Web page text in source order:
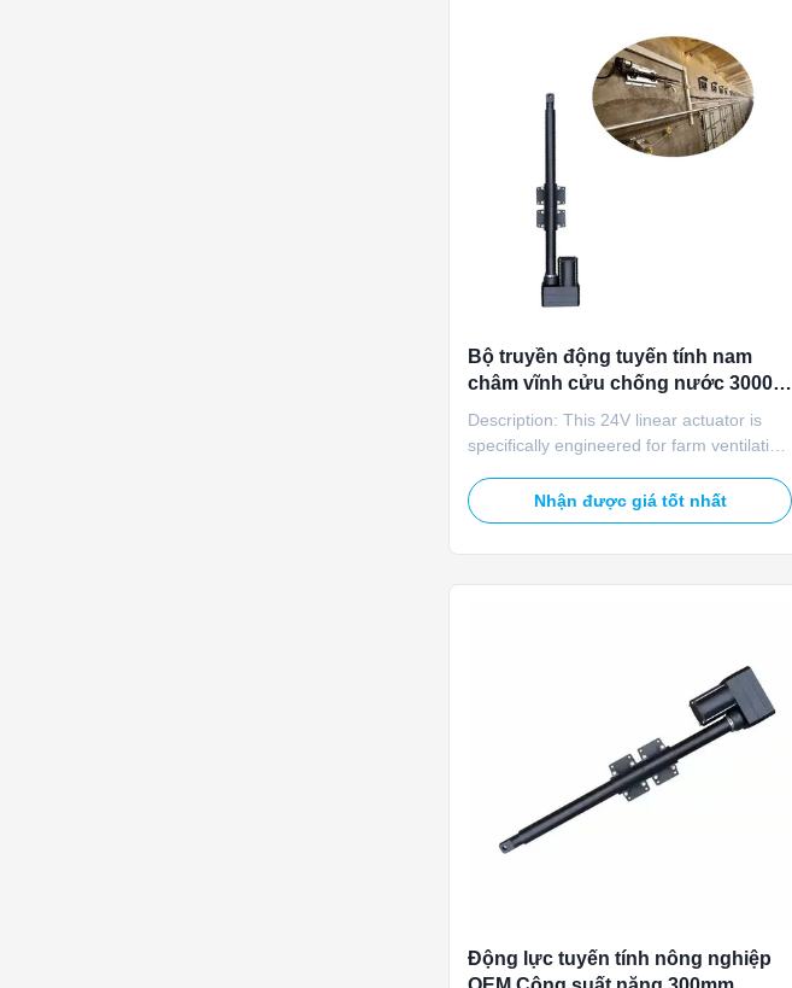
Bộ truyền động tuyến tính nam
châm vĩnh cửu chống nước 3000N
hành trình 450mm với chuyển
mạch chổi than
Description: This 24V linear actuator is
specifically engineered for farm ventilation
3000N strong thrust, waterproof design,
and permanent magnet with brush
Nhận được giá tốt nhất
Động lực tuyến tính nông nghiệp